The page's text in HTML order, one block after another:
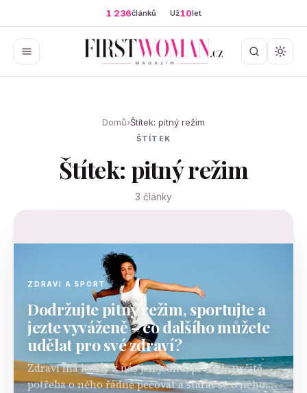
1 236článků Už10let
Domů›Štítek: pitný režim
ŠTÍTEK
Štítek: pitný režim
3 články
ZDRAVI A SPORT
Dodržujte pitný režim, sportujte a
jezte vyváženě – co dalšího můžete
udělat pro své zdraví?
Zdraví má každý z nás jen jedno, proto je určitě
potřeba o něho řádně pečovat a starat se o něho